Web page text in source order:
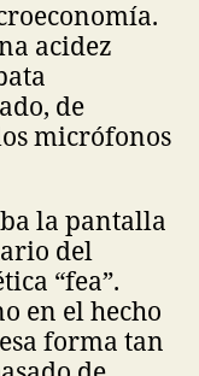
acidez
de
micrófonos
la pantalla
del
“fea”.
en el hecho
forma tan